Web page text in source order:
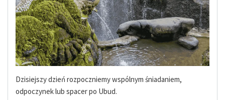
Dzisiejszy dzień rozpoczniemy wspólnym śniadaniem,
odpoczynek lub spacer po Ubud.